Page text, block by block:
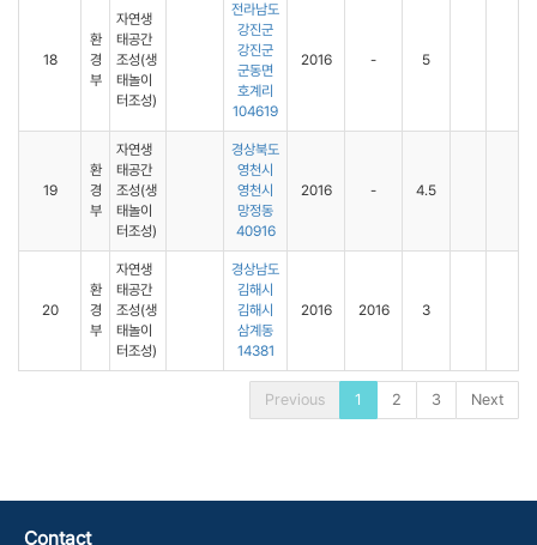
18
환
경
부
자연생
태공간
조성(생
태놀이
터조성)
전라남도
강진군
강진군
군동면
호계리
104619
2016 - 5
19
환
경
부
자연생
태공간
조성(생
태놀이
터조성)
경상북도
영천시
영천시
망정동
40916
2016 - 4.5
20
환
경
부
자연생
태공간
조성(생
태놀이
터조성)
경상남도
김해시
김해시
삼계동
14381
2016 2016 3
Previous 1 2 3 Next
Contact